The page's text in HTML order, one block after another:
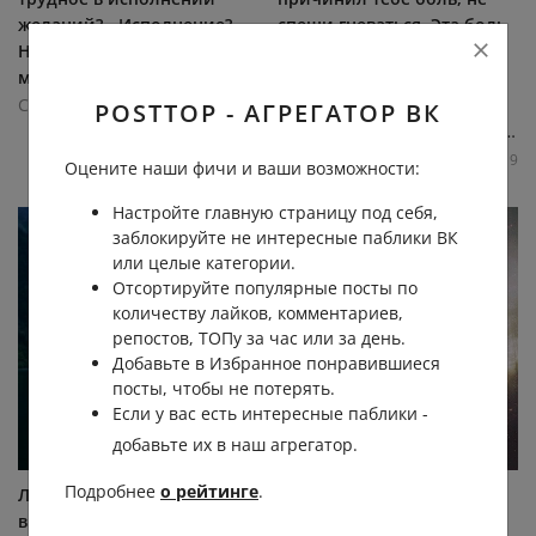
желаний? - Исполнение? -
Нет, вера в то, что они
могут сбыться. Ни одно...
Секреты Кастанеды | Тайный путь воина
спеши гневаться. Эта боль
ты...
Секреты Кастанеды | Тайный путь воина
19
Люди очень любят найти
врага извне и обвинить его
POSTTOP - АГРЕГАТОР ВК
Оцените наши фичи и ваши возможности:
Настройте главную страницу под себя,
заблокируйте не интересные паблики ВК
или целые категории.
Отсортируйте популярные посты по
количеству лайков, комментариев,
репостов, ТОПу за час или за день.
Добавьте в Избранное понравившиеся
посты, чтобы не потерять.
Если у вас есть интересные паблики -
добавьте их в наш агрегатор.
Подробнее о рейтинге.